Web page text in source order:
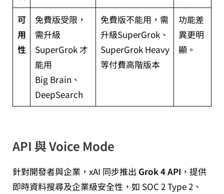
可
用
性
免費版受限，
需升級
SuperGrok 才
能用
Big Brain、
DeepSearch
免費版不能用，需
升級SuperGrok、
SuperGrok Heavy
等付費高階版本
功能差
異更明
顯。
API 與 Voice Mode
針對開發者與企業，xAI 同步推出 Grok 4 API ，提供
即時資料搜尋及企業級安全性，如 SOC 2 Type 2、